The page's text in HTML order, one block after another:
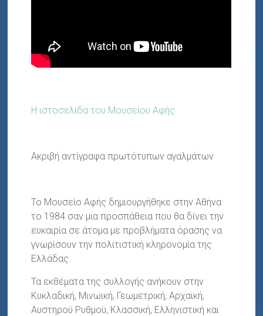
Η ιστοσελίδα του Μουσείου Αφής
Ακριβή αντίγραφα πρωτότυπων αγαλμάτων
Το Μουσείο Αφής δημιουργήθηκε στην Αθήνα
το 1984 σαν μια προσπάθεια που θα δίνει την
ευκαιρία σε άτομα με προβλήματα όρασης να
γνωρίσουν την πολιτιστική κληρονομία της
Ελλάδας.
Τα εκθέματα της συλλογής ανήκουν στην
Κυκλαδική, Μινωική, Γεωμετρική, Αρχαϊκή,
Αυστηρού Ρυθμού, Κλασσική, Ελληνιστική και